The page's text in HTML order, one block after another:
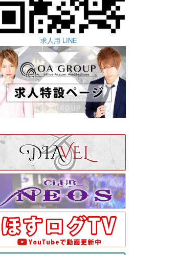
求人用 LINE